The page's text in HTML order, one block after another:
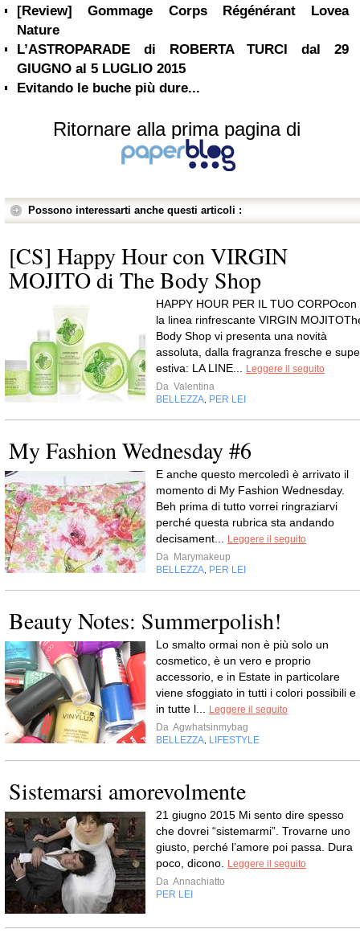
[Review] Gommage Corps Régénérant Lovea
Nature
L’ASTROPARADE di ROBERTA TURCI dal 29
GIUGNO al 5 LUGLIO 2015
Evitando le buche più dure...
Ritornare alla prima pagina di
Possono interessarti anche questi articoli :
[CS] Happy Hour con VIRGIN
MOJITO di The Body Shop
HAPPY HOUR PER IL TUO CORPOcon
la linea rinfrescante VIRGIN
Body Shop vi presenta una novità
assoluta, dalla fragranza fresche e
estiva: LA LINE...
Leggere il seguito
Da Valentina
BELLEZZA PER LEI
My Fashion Wednesday #6
E anche questo mercoledì è arrivato il
momento di My Fashion Wednesday.
Beh prima di tutto vorrei ringraziarvi
perché questa rubrica sta andando
decisament...
Leggere il seguito
Da Marymakeup
BELLEZZA PER LEI
Beauty Notes: Summerpolish!
Lo smalto ormai non è più solo un
cosmetico, è un vero e proprio
accessorio, e in Estate in particolare
viene sfoggiato in tutti i colori possibili e
in tutte l...
Leggere il seguito
Da Agwhatsinmybag
BELLEZZA LIFESTYLE
Sistemarsi amorevolmente
21 giugno 2015 Mi sento dire spesso
che dovrei “sistemarmi”. Trovarne uno
giusto, perché l’amore poi passa. Dura
poco, dicono.
Leggere il seguito
Da Annachiatto
PER LEI